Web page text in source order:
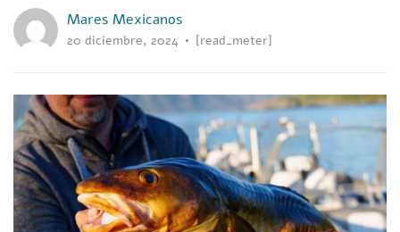
Mares Mexicanos
20 diciembre, 2024 [read_meter]